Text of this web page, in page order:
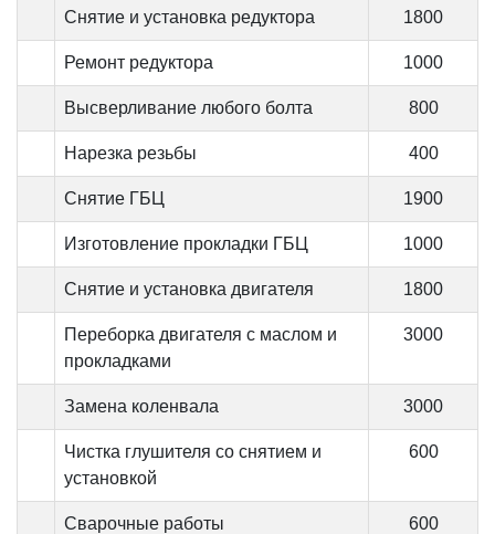
Снятие и установка редуктора 1800
Ремонт редуктора 1000
Высверливание любого болта 800
Нарезка резьбы 400
Снятие ГБЦ 1900
Изготовление прокладки ГБЦ 1000
Снятие и установка двигателя 1800
Переборка двигателя с маслом и
прокладками
3000
Замена коленвала 3000
Чистка глушителя со снятием и
установкой
600
Сварочные работы 600